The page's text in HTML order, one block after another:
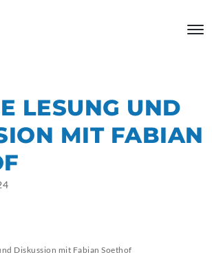
LESUNG UND
MIT FABIAN
Diskussion mit Fabian Soethof